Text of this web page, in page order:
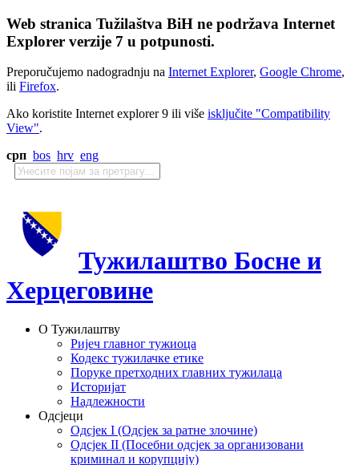
Web stranica Tužilaštva BiH ne podržava Internet
Explorer verzije 7 u potpunosti.
Preporučujemo nadogradnju na Internet Explorer, Google Chrome,
ili Firefox.
Ako koristite Internet explorer 9 ili više isključite "Compatibility
View".
срп bos hrv eng
Тужилаштво Босне и
Херцеговине
О Тужилаштву
Ријеч главног тужиоца
Кодекс тужилачке етике
Поруке претходних главних тужилаца
Историјат
Надлежности
Одсјеци
Одсјек I (Одсјек за ратне злочине)
Одсјек II (Посебни одсјек за организовани
криминал и корупцију)